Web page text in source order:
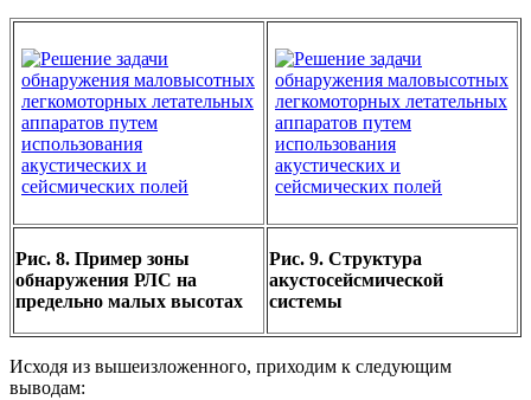
Рис. 8. Пример зоны
обнаружения РЛС на
предельно малых высотах
Рис. 9. Структура
акустосейсмической
системы
Исходя из вышеизложенного, приходим к следующим
выводам: